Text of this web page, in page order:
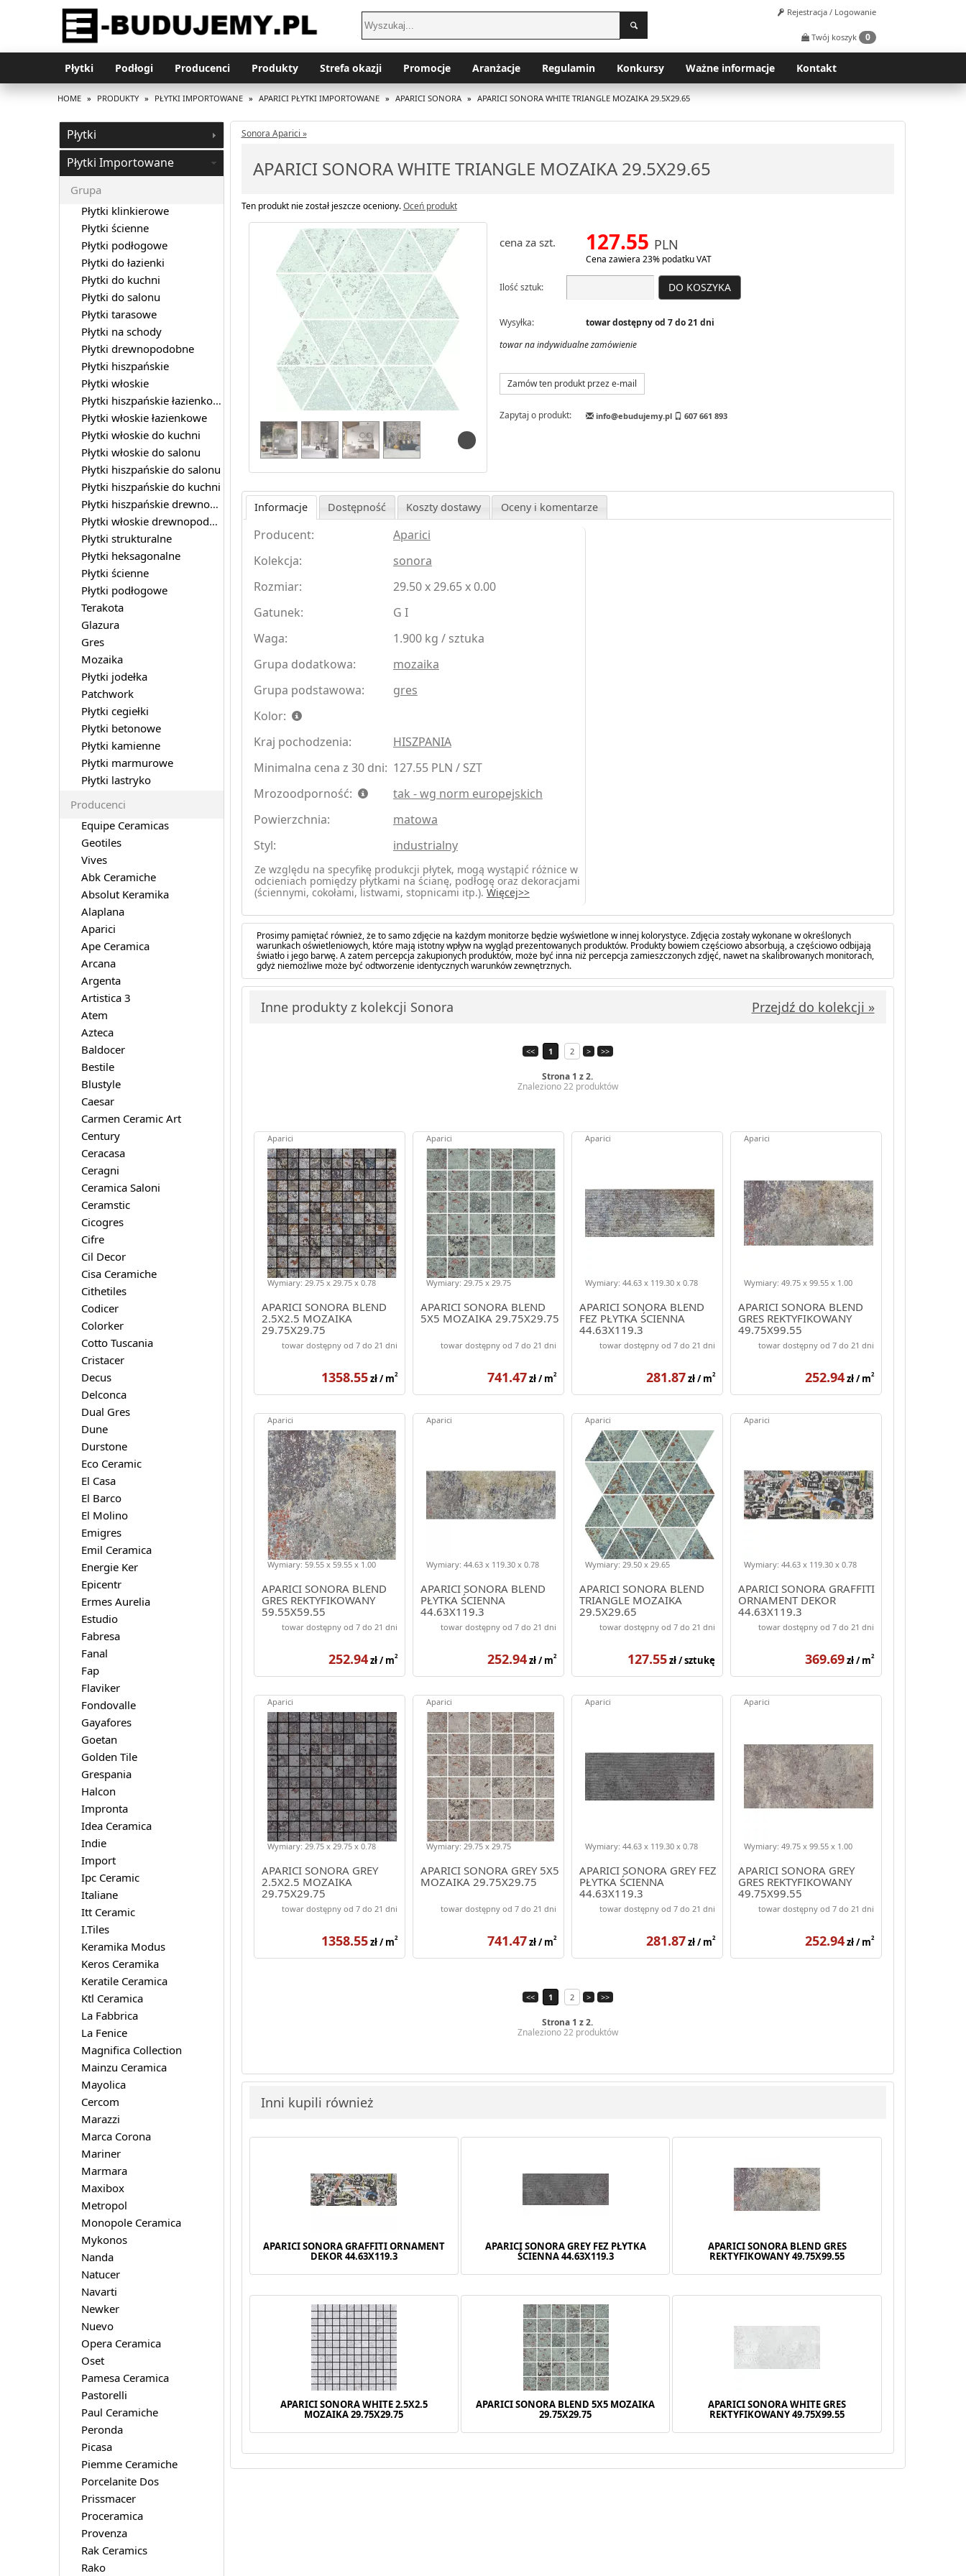
Rejestracja / Logowanie
Twój koszyk 0
Płytki Podłogi Producenci Produkty Strefa okazji Promocje Aranżacje Regulamin Konkursy Ważne informacje Kontakt
HOME » PRODUKTY » PŁYTKI IMPORTOWANE » APARICI PŁYTKI IMPORTOWANE » APARICI SONORA » APARICI SONORA WHITE TRIANGLE MOZAIKA 29.5X29.65
Sonora Aparici »
APARICI SONORA WHITE TRIANGLE MOZAIKA 29.5X29.65
Ten produkt nie został jeszcze oceniony.Oceń produkt
cena za szt. 127.55 PLN
Cena zawiera 23% podatku VAT
Ilość sztuk: DO KOSZYKA
Wysyłka:
towar dostępny od 7 do 21 dni
towar na indywidualne zamówienie
Zamów ten produkt przez e-mail
Zapytaj o produkt: info@ebudujemy.pl 607 661 893
Informacje Dostępność Koszty dostawy Oceny i komentarze
Producent:
Aparici
Kolekcja:
sonora
Rozmiar:
29.50 x 29.65 x 0.00
Gatunek:
G I
Waga:
1.900 kg / sztuka
Grupa dodatkowa:
mozaika
Grupa podstawowa:
gres
Kolor:
Kraj pochodzenia:
HISZPANIA
Minimalna cena z 30 dni: 127.55 PLN / SZT
Mrozoodporność:
tak - wg norm europejskich
Powierzchnia:
matowa
Styl:
industrialny
Ze względu na specyfikę produkcji płytek, mogą wystąpić różnice w
odcieniach pomiędzy płytkami na ścianę, podłogę oraz dekoracjami
(ściennymi, cokołami, listwami, stopnicami itp.). Więcej>>
Prosimy pamiętać również, że to samo zdjęcie na każdym monitorze będzie wyświetlone w innej kolorystyce. Zdjęcia zostały wykonane w określonych
warunkach oświetleniowych, które mają istotny wpływ na wygląd prezentowanych produktów. Produkty bowiem częściowo absorbują, a częściowo odbijają
światło i jego barwę. A zatem percepcja zakupionych produktów, może być inna niż percepcja zamieszczonych zdjęć, nawet na skalibrowanych monitorach,
gdyż niemożliwe może być odtworzenie identycznych warunków zewnętrznych.
Inne produkty z kolekcji Sonora Przejdź do kolekcji »
<< 1 2 > >>
Strona 1 z 2.
Znaleziono 22 produktów
APARICI SONORA BLEND
2.5X2.5 MOZAIKA
29.75X29.75
Wymiary: 29.75 x 29.75 x 0.78
Aparici
towar dostępny od 7 do 21 dni
1358.55zł / m2
APARICI SONORA BLEND
5X5 MOZAIKA 29.75X29.75
Wymiary: 29.75 x 29.75
Aparici
towar dostępny od 7 do 21 dni
741.47zł / m2
APARICI SONORA BLEND
FEZ PŁYTKA ŚCIENNA
44.63X119.3
Wymiary: 44.63 x 119.30 x 0.78
Aparici
towar dostępny od 7 do 21 dni
281.87zł / m2
APARICI SONORA BLEND
GRES REKTYFIKOWANY
49.75X99.55
Wymiary: 49.75 x 99.55 x 1.00
Aparici
towar dostępny od 7 do 21 dni
252.94zł / m2
APARICI SONORA BLEND
GRES REKTYFIKOWANY
59.55X59.55
Wymiary: 59.55 x 59.55 x 1.00
Aparici
towar dostępny od 7 do 21 dni
252.94zł / m2
APARICI SONORA BLEND
PŁYTKA ŚCIENNA
44.63X119.3
Wymiary: 44.63 x 119.30 x 0.78
Aparici
towar dostępny od 7 do 21 dni
252.94zł / m2
APARICI SONORA BLEND
TRIANGLE MOZAIKA
29.5X29.65
Wymiary: 29.50 x 29.65
Aparici
towar dostępny od 7 do 21 dni
127.55zł / sztukę
APARICI SONORA GRAFFITI
ORNAMENT DEKOR
44.63X119.3
Wymiary: 44.63 x 119.30 x 0.78
Aparici
towar dostępny od 7 do 21 dni
369.69zł / m2
APARICI SONORA GREY
2.5X2.5 MOZAIKA
29.75X29.75
Wymiary: 29.75 x 29.75 x 0.78
Aparici
towar dostępny od 7 do 21 dni
1358.55zł / m2
APARICI SONORA GREY 5X5
MOZAIKA 29.75X29.75
Wymiary: 29.75 x 29.75
Aparici
towar dostępny od 7 do 21 dni
741.47zł / m2
APARICI SONORA GREY FEZ
PŁYTKA ŚCIENNA
44.63X119.3
Wymiary: 44.63 x 119.30 x 0.78
Aparici
towar dostępny od 7 do 21 dni
281.87zł / m2
APARICI SONORA GREY
GRES REKTYFIKOWANY
49.75X99.55
Wymiary: 49.75 x 99.55 x 1.00
Aparici
towar dostępny od 7 do 21 dni
252.94zł / m2
<< 1 2 > >>
Strona 1 z 2.
Znaleziono 22 produktów
Inni kupili również
APARICI SONORA GRAFFITI ORNAMENT
DEKOR 44.63X119.3
APARICI SONORA GREY FEZ PŁYTKA
ŚCIENNA 44.63X119.3
APARICI SONORA BLEND GRES
REKTYFIKOWANY 49.75X99.55
APARICI SONORA WHITE 2.5X2.5
MOZAIKA 29.75X29.75
APARICI SONORA BLEND 5X5 MOZAIKA
29.75X29.75
APARICI SONORA WHITE GRES
REKTYFIKOWANY 49.75X99.55
Płytki
Płytki Importowane
Grupa
Płytki klinkierowe
Płytki ścienne
Płytki podłogowe
Płytki do łazienki
Płytki do kuchni
Płytki do salonu
Płytki tarasowe
Płytki na schody
Płytki drewnopodobne
Płytki hiszpańskie
Płytki włoskie
Płytki hiszpańskie łazienkowe
Płytki włoskie łazienkowe
Płytki włoskie do kuchni
Płytki włoskie do salonu
Płytki hiszpańskie do salonu
Płytki hiszpańskie do kuchni
Płytki hiszpańskie drewnopodobne
Płytki włoskie drewnopodobne
Płytki strukturalne
Płytki heksagonalne
Płytki ścienne
Płytki podłogowe
Terakota
Glazura
Gres
Mozaika
Płytki jodełka
Patchwork
Płytki cegiełki
Płytki betonowe
Płytki kamienne
Płytki marmurowe
Płytki lastryko
Producenci
Equipe Ceramicas
Geotiles
Vives
Abk Ceramiche
Absolut Keramika
Alaplana
Aparici
Ape Ceramica
Arcana
Argenta
Artistica 3
Atem
Azteca
Baldocer
Bestile
Blustyle
Caesar
Carmen Ceramic Art
Century
Ceracasa
Ceragni
Ceramica Saloni
Ceramstic
Cicogres
Cifre
Cil Decor
Cisa Ceramiche
Cithetiles
Codicer
Colorker
Cotto Tuscania
Cristacer
Decus
Delconca
Dual Gres
Dune
Durstone
Eco Ceramic
El Casa
El Barco
El Molino
Emigres
Emil Ceramica
Energie Ker
Epicentr
Ermes Aurelia
Estudio
Fabresa
Fanal
Fap
Flaviker
Fondovalle
Gayafores
Goetan
Golden Tile
Grespania
Halcon
Impronta
Idea Ceramica
Indie
Import
Ipc Ceramic
Italiane
Itt Ceramic
I.Tiles
Keramika Modus
Keros Ceramika
Keratile Ceramica
Ktl Ceramica
La Fabbrica
La Fenice
Magnifica Collection
Mainzu Ceramica
Mayolica
Cercom
Marazzi
Marca Corona
Mariner
Marmara
Maxibox
Metropol
Monopole Ceramica
Mykonos
Nanda
Natucer
Navarti
Newker
Nuevo
Opera Ceramica
Oset
Pamesa Ceramica
Pastorelli
Paul Ceramiche
Peronda
Picasa
Piemme Ceramiche
Porcelanite Dos
Prissmacer
Proceramica
Provenza
Rak Ceramics
Rako